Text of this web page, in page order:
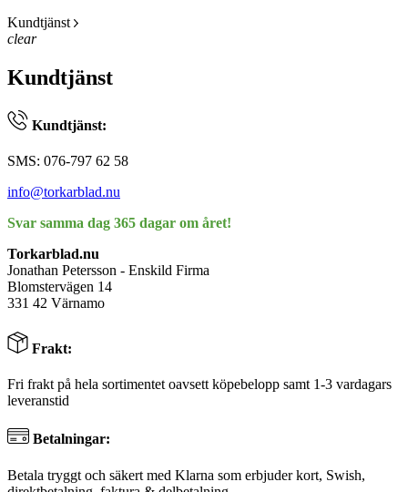
Kundtjänst
clear
Kundtjänst
Kundtjänst:
SMS: 076-797 62 58
info@torkarblad.nu
Svar samma dag 365 dagar om året!
Torkarblad.nu
Jonathan Petersson - Enskild Firma
Blomstervägen 14
331 42 Värnamo
Frakt:
Fri frakt på hela sortimentet oavsett köpebelopp samt 1-3 vardagars
leveranstid
Betalningar:
Betala tryggt och säkert med Klarna som erbjuder kort, Swish,